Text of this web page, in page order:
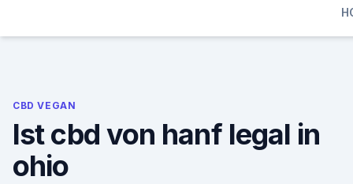
CBD VEGAN
Ist cbd von hanf legal in
ohio